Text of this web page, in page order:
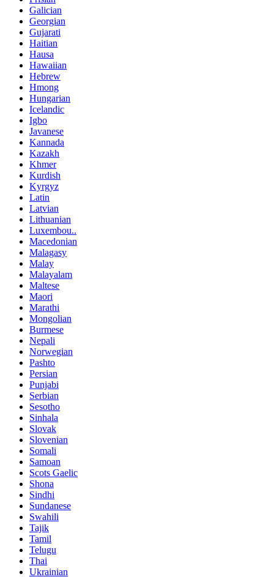
Galician
Georgian
Gujarati
Haitian
Hausa
Hawaiian
Hebrew
Hmong
Hungarian
Icelandic
Igbo
Javanese
Kannada
Kazakh
Khmer
Kurdish
Kyrgyz
Latin
Latvian
Lithuanian
Luxembou..
Macedonian
Malagasy
Malay
Malayalam
Maltese
Maori
Marathi
Mongolian
Burmese
Nepali
Norwegian
Pashto
Persian
Punjabi
Serbian
Sesotho
Sinhala
Slovak
Slovenian
Somali
Samoan
Scots Gaelic
Shona
Sindhi
Sundanese
Swahili
Tajik
Tamil
Telugu
Thai
Ukrainian